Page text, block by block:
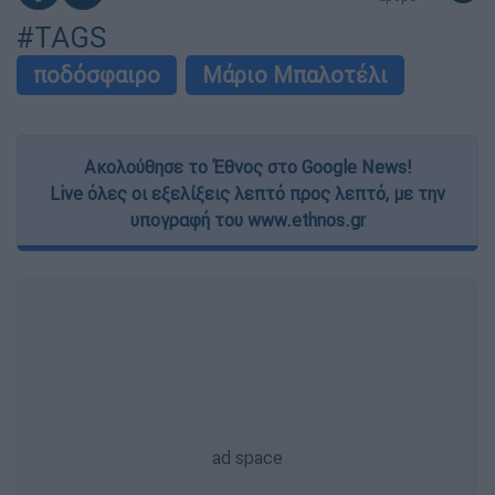
#TAGS
ποδόσφαιρο Μάριο Μπαλοτέλι
Ακολούθησε το Έθνος στο Google News!
Live όλες οι εξελίξεις λεπτό προς λεπτό, με την
υπογραφή του www.ethnos.gr